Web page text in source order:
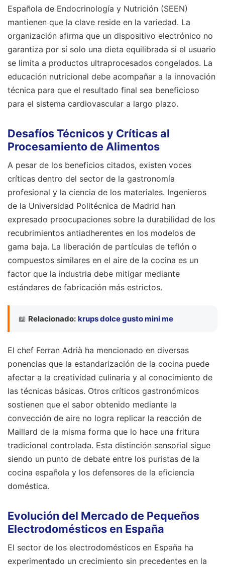
Española de Endocrinología y Nutrición (SEEN)
mantienen que la clave reside en la variedad. La
organización afirma que un dispositivo electrónico no
garantiza por sí solo una dieta equilibrada si el usuario
se limita a productos ultraprocesados congelados. La
educación nutricional debe acompañar a la innovación
técnica para que el resultado final sea beneficioso
para el sistema cardiovascular a largo plazo.
Desafíos Técnicos y Críticas al
Procesamiento de Alimentos
A pesar de los beneficios citados, existen voces
críticas dentro del sector de la gastronomía
profesional y la ciencia de los materiales. Ingenieros
de la Universidad Politécnica de Madrid han
expresado preocupaciones sobre la durabilidad de los
recubrimientos antiadherentes en los modelos de
gama baja. La liberación de partículas de teflón o
compuestos similares en el aire de la cocina es un
factor que la industria debe mitigar mediante
estándares de fabricación más estrictos.
📖 Relacionado: krups dolce gusto mini me
El chef Ferran Adrià ha mencionado en diversas
ponencias que la estandarización de la cocina puede
afectar a la creatividad culinaria y al conocimiento de
las técnicas básicas. Otros críticos gastronómicos
sostienen que el sabor obtenido mediante la
convección de aire no logra replicar la reacción de
Maillard de la misma forma que lo hace una fritura
tradicional controlada. Esta distinción sensorial sigue
siendo un punto de debate entre los puristas de la
cocina española y los defensores de la eficiencia
doméstica.
Evolución del Mercado de Pequeños
Electrodomésticos en España
El sector de los electrodomésticos en España ha
experimentado un crecimiento sin precedentes en la